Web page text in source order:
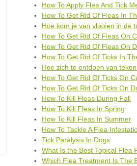
How To Apply Flea And Tick
How To Get Rid Of Fleas In
Hoe kom je van vlooien in de
How To Get Rid Of Fleas On
How To Get Rid Of Fleas On
How To Get Rid Of Ticks In
Hoe zich te ontdoen van
How To Get Rid Of Ticks On
How To Get Rid Of Ticks On
How To Kill Fleas During Fall
How To Kill Fleas In Spring
How To Kill Fleas In Summer
How To Tackle A Flea
Tick Paralysis In Dogs
What Is the Best Topical Flea
Which Flea Treatment Is The